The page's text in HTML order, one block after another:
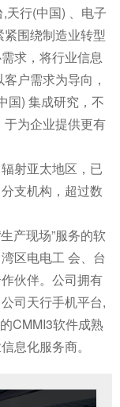
天行(中国) 、电子
围绕制造业转型
求，将行业信息
户需求为导向，
国) 集成研究，不
为企业提供更有
射亚太地区，已
支机构，超过数
产现场”服务的软
区电电工 会、台
伙伴。公司拥有
司天行手机平台,
CMMI3软件成熟
息化服务商。